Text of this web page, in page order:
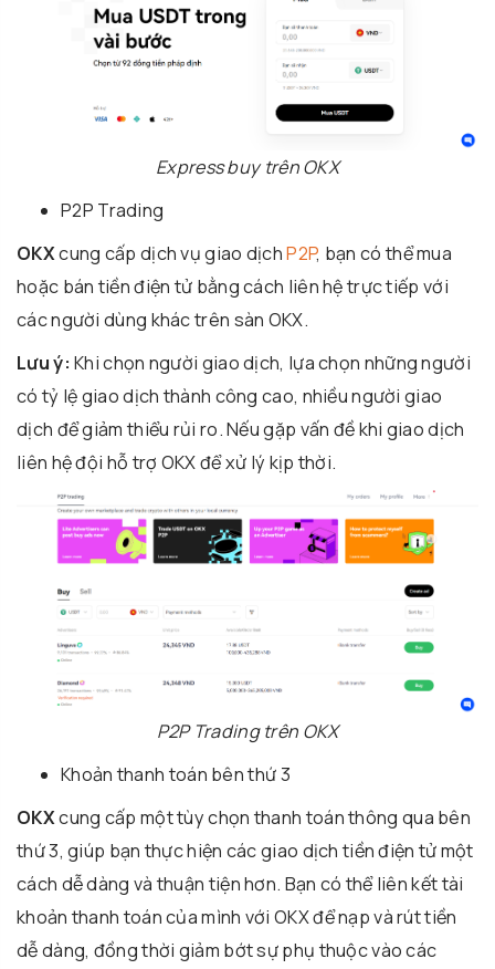
Express buy trên OKX
P2P Trading
OKXcung cấp dịch vụ giao dịchP2P, bạn có thể mua
hoặc bán tiền điện tử bằng cách liên hệ trực tiếp với
các người dùng khác trên sàn OKX.
Lưu ý: Khi chọn người giao dịch, lựa chọn những người
có tỷ lệ giao dịch thành công cao, nhiều người giao
dịch để giảm thiểu rủi ro. Nếu gặp vấn đề khi giao dịch
liên hệ đội hỗ trợ OKX để xử lý kịp thời.
P2P Trading trên OKX
Khoản thanh toán bên thứ 3
OKXcung cấp một tùy chọn thanh toán thông qua bên
thứ 3, giúp bạn thực hiện các giao dịch tiền điện tử một
cách dễ dàng và thuận tiện hơn. Bạn có thể liên kết tài
khoản thanh toán của mình với OKX để nạp và rút tiền
dễ dàng, đồng thời giảm bớt sự phụ thuộc vào các